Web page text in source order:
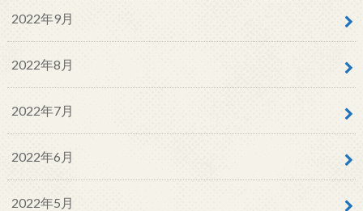
2022年9月
2022年8月
2022年7月
2022年6月
2022年5月